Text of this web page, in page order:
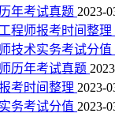
年考试真题 2023-
程师报考时间整理
技术实务考试分值
历年考试真题
考时间整理 2023-
务考试分值 2023-